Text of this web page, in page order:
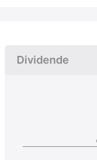
Dividende